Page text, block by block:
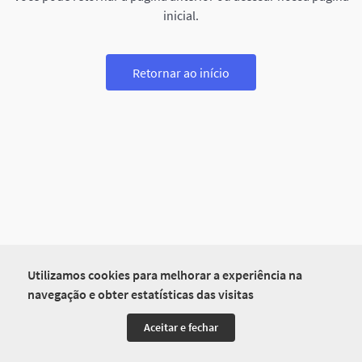
Utilizamos cookies para melhorar a experiência na
navegação e obter estatísticas das visitas
Aceitar e fechar
inicial.
Retornar ao início